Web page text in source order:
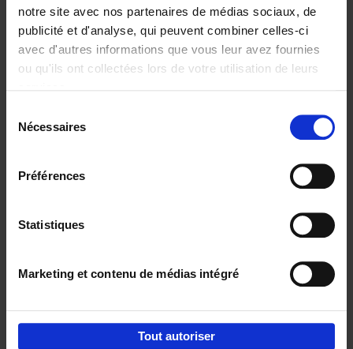
notre site avec nos partenaires de médias sociaux, de
publicité et d'analyse, qui peuvent combiner celles-ci
avec d'autres informations que vous leur avez fournies
ou qu'ils ont collectées lors de votre utilisation de leurs
Nécessaires
Préférences
Statistiques
Marketing et contenu de médias intégré
Tout autoriser
€29,99
Digital marketing like a PRO -
completely revised edition (EN)